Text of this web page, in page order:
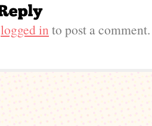
logged into post a comment.